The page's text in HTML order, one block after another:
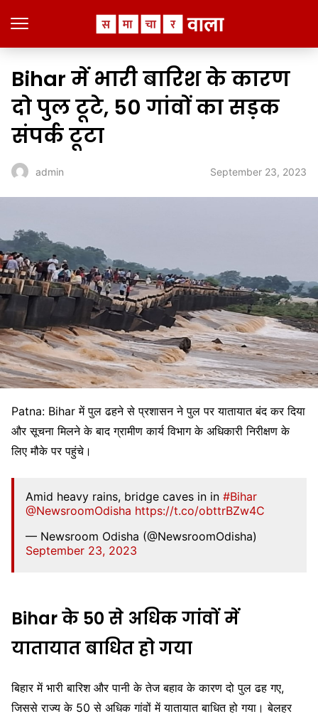
Bihar में भारी बारिश के कारण
दो पुल टूटे, 50 गांवों का सड़क
संपर्क टूटा
admin September 23, 2023
Patna: Bihar में पुल ढहने से प्रशासन ने पुल पर यातायात बंद कर दिया
और सूचना मिलने के बाद ग्रामीण कार्य विभाग के अधिकारी निरीक्षण के
लिए मौके पर पहुंचे।
Amid heavy rains, bridge caves in in #Bihar
@NewsroomOdisha https://t.co/obttrBZw4C
— Newsroom Odisha (@NewsroomOdisha)
September 23, 2023
Bihar के 50 से अधिक गांवों में
यातायात बाधित हो गया
बिहार में भारी बारिश और पानी के तेज बहाव के कारण दो पुल ढह गए,
जिससे राज्य के 50 से अधिक गांवों में यातायात बाधित हो गया। बेलहर